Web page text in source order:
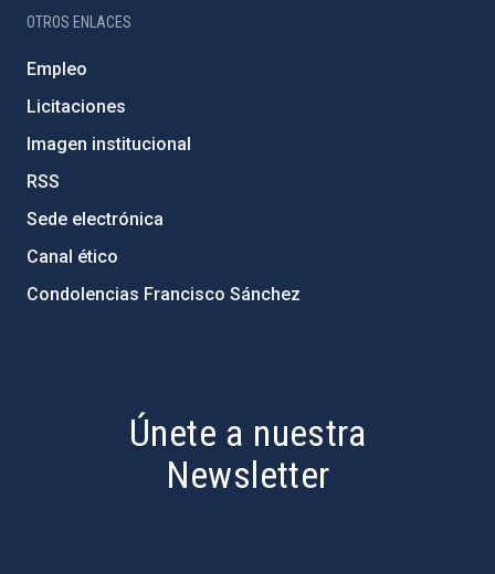
OTROS ENLACES
Empleo
Licitaciones
Imagen institucional
RSS
Sede electrónica
Canal ético
Condolencias Francisco Sánchez
Únete a nuestra
Newsletter